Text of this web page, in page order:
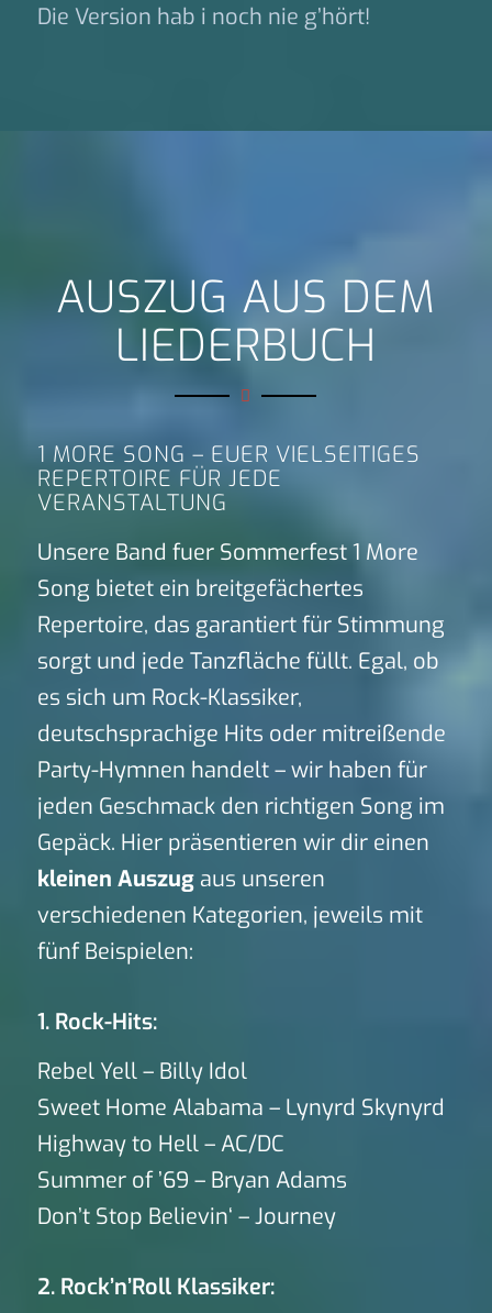
Die Version hab i noch nie g’hört!
AUSZUG AUS DEM
LIEDERBUCH
1 MORE SONG – EUER VIELSEITIGES
REPERTOIRE FÜR JEDE
VERANSTALTUNG
Unsere Band fuer Sommerfest 1 More
Song bietet ein breitgefächertes
Repertoire, das garantiert für Stimmung
sorgt und jede Tanzfläche füllt. Egal, ob
es sich um Rock-Klassiker,
deutschsprachige Hits oder mitreißende
Party-Hymnen handelt – wir haben für
jeden Geschmack den richtigen Song im
Gepäck. Hier präsentieren wir dir einen
kleinen Auszugaus unseren
verschiedenen Kategorien, jeweils mit
fünf Beispielen:
1. Rock-Hits:
Rebel Yell – Billy Idol
Sweet Home Alabama – Lynyrd Skynyrd
Highway to Hell – AC/DC
Summer of ’69 – Bryan Adams
Don’t Stop Believin‘ – Journey
2. Rock’n’Roll Klassiker: